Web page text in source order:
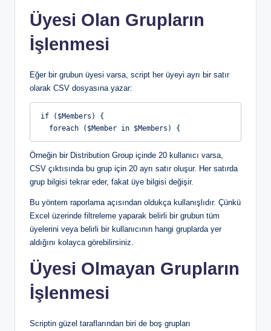
Üyesi Olan Grupların
İşlenmesi
Eğer bir grubun üyesi varsa, script her üyeyi ayrı bir satır
olarak CSV dosyasına yazar:
if ($Members) {
  foreach ($Member in $Members) {
Örneğin bir Distribution Group içinde 20 kullanıcı varsa,
CSV çıktısında bu grup için 20 ayrı satır oluşur. Her satırda
grup bilgisi tekrar eder, fakat üye bilgisi değişir.
Bu yöntem raporlama açısından oldukça kullanışlıdır. Çünkü
Excel üzerinde filtreleme yaparak belirli bir grubun tüm
üyelerini veya belirli bir kullanıcının hangi gruplarda yer
aldığını kolayca görebilirsiniz.
Üyesi Olmayan Grupların
İşlenmesi
Scriptin güzel taraflarından biri de boş grupları